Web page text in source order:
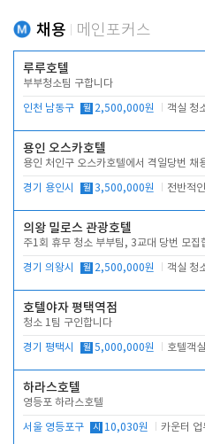
채용 메인포커스
루루호텔
부부청소팀 구합니다
인천 남동구 월 2,500,000원 객실 청
용인 오스카호텔
용인 처인구 오스카호텔에서 격일당번 채
경기 용인시 월 3,500,000원
의왕 밀로스 관광호텔
주1회 휴무 청소 부부팀, 3교대 당번 모집
경기 의왕시 월 2,500,000원 객실 청
호텔야자 평택역점
청소 1팀 구인합니다
경기 평택시 월 5,000,000원
하라스호텔
영등포 하라스호텔
서울 영등포구 시 10,030원